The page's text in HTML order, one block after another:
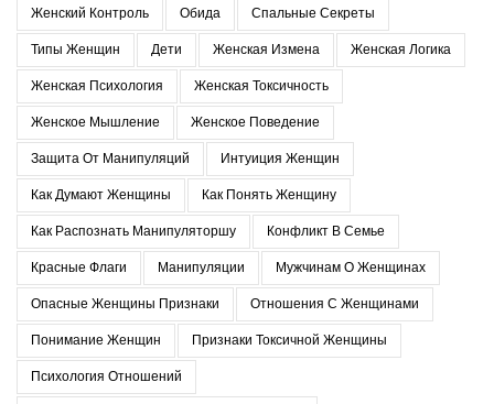
Женский Контроль Обида Спальные Секреты
Типы Женщин Дети Женская Измена Женская Логика
Женская Психология Женская Токсичность
Женское Мышление Женское Поведение
Защита От Манипуляций Интуиция Женщин
Как Думают Женщины Как Понять Женщину
Как Распознать Манипуляторшу Конфликт В Семье
Красные Флаги Манипуляции Мужчинам О Женщинах
Опасные Женщины Признаки Отношения С Женщинами
Понимание Женщин Признаки Токсичной Женщины
Психология Отношений